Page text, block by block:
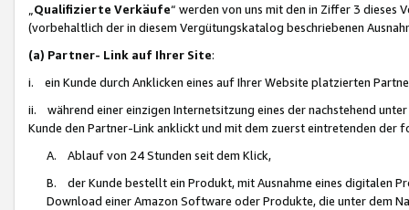
Qualifizierte Verkäufe“ werden von uns mit den in Ziffer 3
(vorbehaltlich der in diesem Vergütungskatalog beschriebenen
(a) Partner- Link auf Ihrer Site:
i. ein Kunde durch Anklicken eines auf Ihrer Website platzierten
ii. während einer einzigen Internetsitzung eines der nachstehend
Kunde den Partner-Link anklickt und mit dem zuerst eintretenden der
A. Ablauf von 24 Stunden seit dem Klick,
B. der Kunde bestellt ein Produkt, mit Ausnahme eines digitalen
Download einer Amazon Software oder Produkte, die unter dem